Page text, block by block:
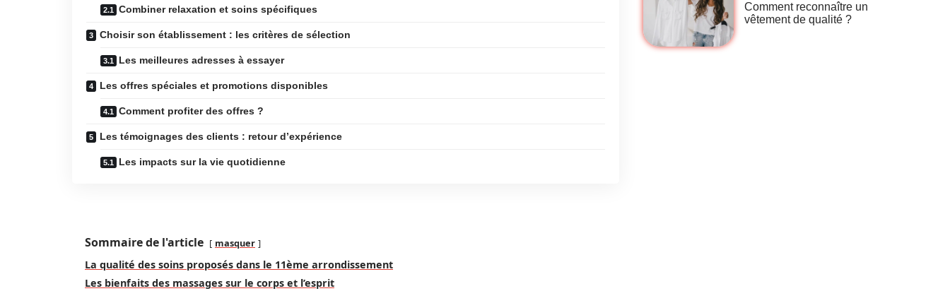
Combiner relaxation et soins spécifiques
Choisir son établissement : les critères de sélection
Les meilleures adresses à essayer
Les offres spéciales et promotions disponibles
Comment profiter des offres ?
Les témoignages des clients : retour d’expérience
Les impacts sur la vie quotidienne
Sommaire de l'article masquer
La qualité des soins proposés dans le 11ème arrondissement
Les bienfaits des massages sur le corps et l’esprit
Comment reconnaître un
vêtement de qualité ?